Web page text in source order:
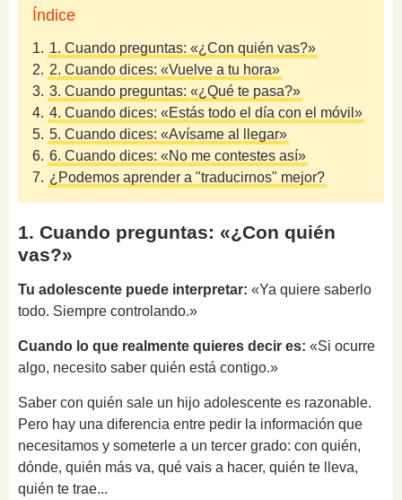
Índice
1. 1. Cuando preguntas: «¿Con quién vas?»
2. 2. Cuando dices: «Vuelve a tu hora»
3. 3. Cuando preguntas: «¿Qué te pasa?»
4. 4. Cuando dices: «Estás todo el día con el móvil»
5. 5. Cuando dices: «Avísame al llegar»
6. 6. Cuando dices: «No me contestes así»
7. ¿Podemos aprender a "traducirnos" mejor?
1. Cuando preguntas: «¿Con quién
vas?»
Tu adolescente puede interpretar: «Ya quiere saberlo
todo. Siempre controlando.»
Cuando lo que realmente quieres decir es: «Si ocurre
algo, necesito saber quién está contigo.»
Saber con quién sale un hijo adolescente es razonable.
Pero hay una diferencia entre pedir la información que
necesitamos y someterle a un tercer grado: con quién,
dónde, quién más va, qué vais a hacer, quién te lleva,
quién te trae...